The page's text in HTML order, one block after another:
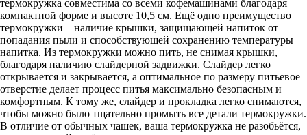
термокружка совместима со всеми кофемашинами благодаря
компактной форме и высоте 10,5 см. Ещё одно преимущество
термокружки – наличие крышки, защищающей напиток от
попадания пыли и способствующей сохранению температуры
напитка. Из термокружки можно пить, не снимая крышки,
благодаря наличию слайдерной задвижки. Слайдер легко
открывается и закрывается, а оптимальное по размеру питьевое
отверстие делает процесс питья максимально безопасным и
комфортным. К тому же, слайдер и прокладка легко снимаются,
чтобы можно было тщательно промыть все детали термокружки.
В отличие от обычных чашек, ваша термокружка не разобьётся,